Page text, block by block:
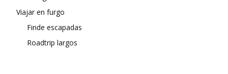
Viajar en furgo
Finde escapadas
Roadtrip largos